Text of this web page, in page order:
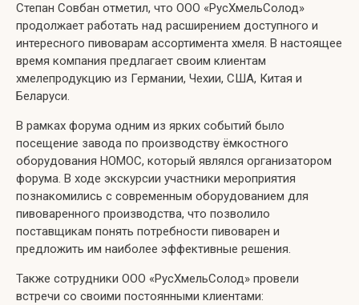
Степан Совбан отметил, что ООО «РусХмельСолод»
продолжает работать над расширением доступного и
интересного пивоварам ассортимента хмеля. В настоящее
время компания предлагает своим клиентам
хмелепродукцию из Германии, Чехии, США, Китая и
Беларуси.
В рамках форума одним из ярких событий было
посещение завода по производству ёмкостного
оборудования НОМОС, который являлся организатором
форума. В ходе экскурсии участники мероприятия
познакомились с современным оборудованием для
пивоваренного производства, что позволило
поставщикам понять потребности пивоварен и
предложить им наиболее эффективные решения.
Также сотрудники ООО «РусХмельСолод» провели
встречи со своими постоянными клиентами: